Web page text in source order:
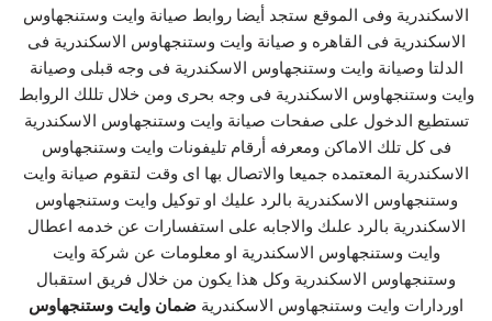
الاسكندرية وفى الموقع ستجد أيضا روابط صيانة وايت وستنجهاوس
الاسكندرية فى القاهره و صيانة وايت وستنجهاوس الاسكندرية فى
الدلتا وصيانة وايت وستنجهاوس الاسكندرية فى وجه قبلى وصيانة
وايت وستنجهاوس الاسكندرية فى وجه بحرى ومن خلال تللك الروابط
تستطيع الدخول على صفحات صيانة وايت وستنجهاوس الاسكندرية
فى كل تلك الاماكن ومعرفه أرقام تليفونات وايت وستنجهاوس
الاسكندرية المعتمده جميعا والاتصال بها اى وقت لتقوم صيانة وايت
وستنجهاوس الاسكندرية بالرد عليك او توكيل وايت وستنجهاوس
الاسكندرية بالرد علىك والاجابه على استفسارات عن خدمه اعطال
وايت وستنجهاوس الاسكندرية او معلومات عن شركة وايت
وستنجهاوس الاسكندرية وكل هذا يكون من خلال فريق استقبال
اوردارات وايت وستنجهاوس الاسكندرية ضمان وايت وستنجهاوس